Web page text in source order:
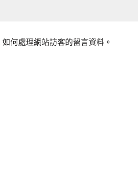
何處理網站訪客的留言資料 。